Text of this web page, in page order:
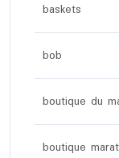
baskets
bob
boutique du
boutique